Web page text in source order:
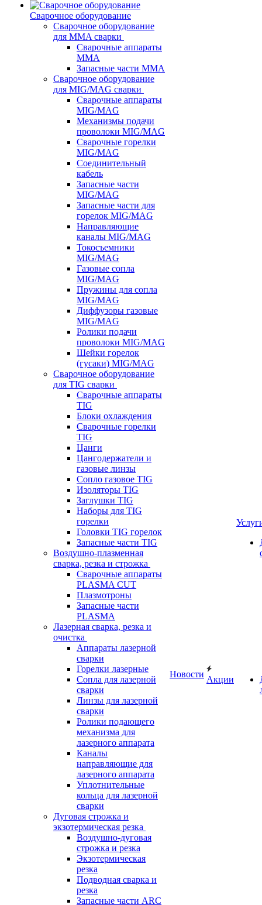
Сварочное оборудование
Сварочное оборудование
для MMA сварки
Сварочные аппараты
MMA
Запасные части MMA
Сварочное оборудование
для MIG/MAG сварки
Сварочные аппараты
MIG/MAG
Механизмы подачи
проволоки MIG/MAG
Сварочные горелки
MIG/MAG
Соединительный
кабель
Запасные части
MIG/MAG
Запасные части для
горелок MIG/MAG
Направляющие
каналы MIG/MAG
Токосъемники
MIG/MAG
Газовые сопла
MIG/MAG
Пружины для сопла
MIG/MAG
Диффузоры газовые
MIG/MAG
Ролики подачи
проволоки MIG/MAG
Шейки горелок
(гусаки) MIG/MAG
Сварочное оборудование
для TIG сварки
Сварочные аппараты
TIG
Блоки охлаждения
Сварочные горелки
TIG
Цанги
Цангодержатели и
газовые линзы
Сопло газовое TIG
Изоляторы TIG
Заглушки TIG
Наборы для TIG
горелки
Головки TIG горелок
Запасные части TIG
Воздушно-плазменная
сварка, резка и строжка
Сварочные аппараты
PLASMA CUT
Плазмотроны
Запасные части
PLASMA
Лазерная сварка, резка и
очистка
Аппараты лазерной
сварки
Горелки лазерные
Сопла для лазерной
сварки
Линзы для лазерной
сварки
Ролики подающего
механизма для
лазерного аппарата
Каналы
направляющие для
лазерного аппарата
Уплотнительные
кольца для лазерной
сварки
Дуговая строжка и
экзотермическая резка
Воздушно-дуговая
строжка и резка
Экзотермическая
резка
Подводная сварка и
резка
Запасные части ARC
Новости
Акции